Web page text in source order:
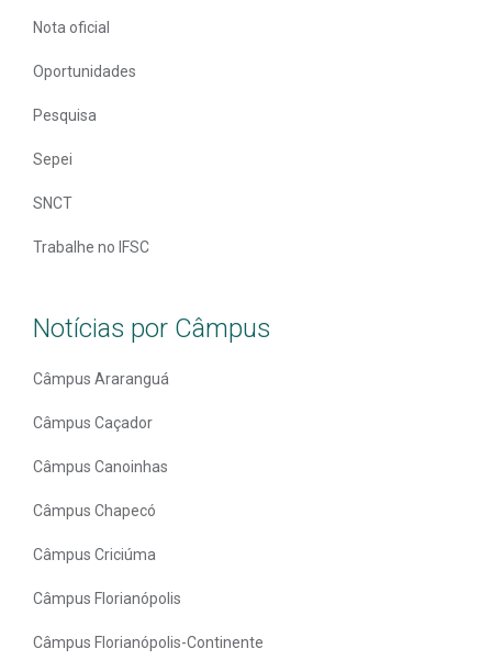
Nota oficial
Oportunidades
Pesquisa
Sepei
SNCT
Trabalhe no IFSC
Notícias por Câmpus
Câmpus Araranguá
Câmpus Caçador
Câmpus Canoinhas
Câmpus Chapecó
Câmpus Criciúma
Câmpus Florianópolis
Câmpus Florianópolis-Continente